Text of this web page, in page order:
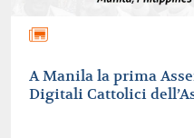
A Manila la prima
Digitali Cattolici